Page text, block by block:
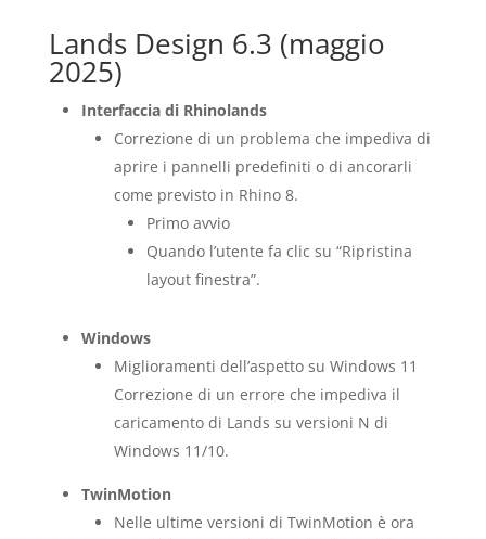
Lands Design 6.3 (maggio
2025)
Interfaccia di Rhinolands
Correzione di un problema che impediva di
aprire i pannelli predefiniti o di ancorarli
come previsto in Rhino 8.
Primo avvio
Quando l’utente fa clic su “Ripristina
layout finestra”.
Windows
Miglioramenti dell’aspetto su Windows 11
Correzione di un errore che impediva il
caricamento di Lands su versioni N di
Windows 11/10.
TwinMotion
Nelle ultime versioni di TwinMotion è ora